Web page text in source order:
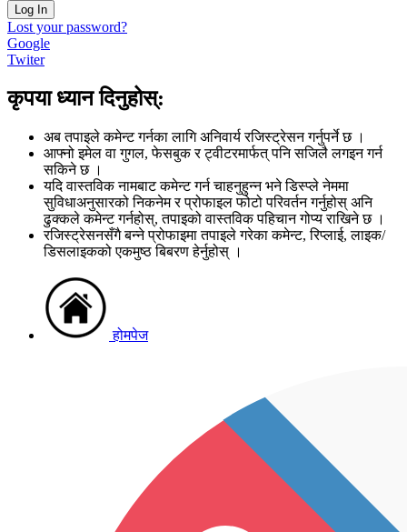
Log In
Lost your password?
Google
Twiter
कृपया ध्यान दिनुहोस्:
अब तपाइले कमेन्ट गर्नका लागि अनिवार्य रजिस्ट्रेसन गर्नुपर्ने छ ।
आफ्नो इमेल वा गुगल, फेसबुक र ट्वीटरमार्फत् पनि सजिलै लगइन गर्न
सकिने छ ।
यदि वास्तविक नामबाट कमेन्ट गर्न चाहनुहुन्न भने डिस्प्ले नेममा
सुविधाअनुसारको निकनेम र प्रोफाइल फोटो परिवर्तन गर्नुहोस् अनि
ढुक्कले कमेन्ट गर्नहोस्, तपाइको वास्तविक पहिचान गोप्य राखिने छ ।
रजिस्ट्रेसनसँगै बन्ने प्रोफाइमा तपाइले गरेका कमेन्ट, रिप्लाई, लाइक/
डिसलाइकको एकमुष्ठ बिबरण हेर्नुहोस् ।
होमपेज